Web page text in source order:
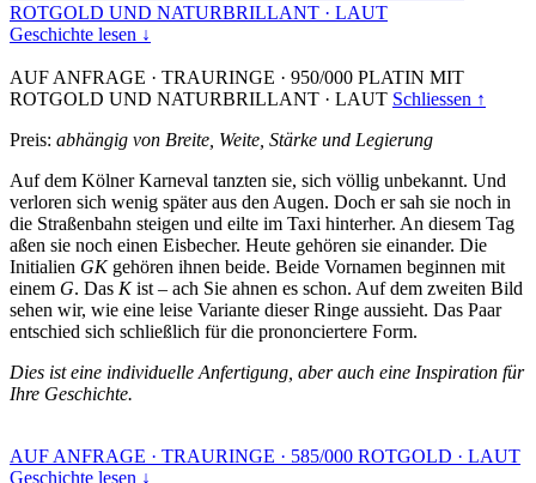
ROTGOLD UND NATURBRILLANT · LAUT
Geschichte lesen ↓
AUF ANFRAGE · TRAURINGE · 950/000 PLATIN MIT
ROTGOLD UND NATURBRILLANT · LAUT Schliessen ↑
Preis: abhängig von Breite, Weite, Stärke und Legierung
Auf dem Kölner Karneval tanzten sie, sich völlig unbekannt. Und
verloren sich wenig später aus den Augen. Doch er sah sie noch in
die Straßenbahn steigen und eilte im Taxi hinterher. An diesem Tag
aßen sie noch einen Eisbecher. Heute gehören sie einander. Die
Initialien GKgehören ihnen beide. Beide Vornamen beginnen mit
einem G. Das Kist – ach Sie ahnen es schon. Auf dem zweiten Bild
sehen wir, wie eine leise Variante dieser Ringe aussieht. Das Paar
entschied sich schließlich für die prononciertere Form.
Dies ist eine individuelle Anfertigung, aber auch eine Inspiration für
Ihre Geschichte.
AUF ANFRAGE · TRAURINGE · 585/000 ROTGOLD · LAUT
Geschichte lesen ↓